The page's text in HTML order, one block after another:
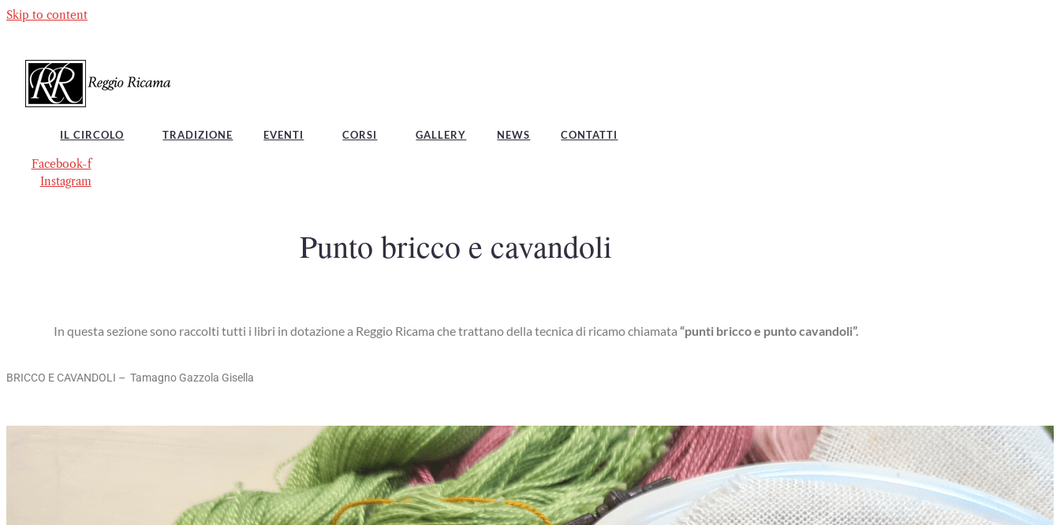
Skip to content
IL CIRCOLO TRADIZIONE EVENTI CORSI GALLERY NEWS CONTATTI
Facebook-f
Instagram
Punto bricco e cavandoli
In questa sezione sono raccolti tutti i libri in dotazione a Reggio Ricama che trattano della tecnica di ricamo chiamata “punti bricco e punto cavandoli”.
BRICCO E CAVANDOLI – Tamagno Gazzola Gisella